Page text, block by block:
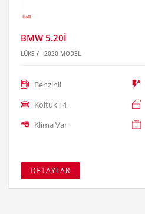
BMW 5.20İ
LÜKS / 2020 MODEL
Benzinli
Koltuk : 4
Klima Var
DETAYLAR